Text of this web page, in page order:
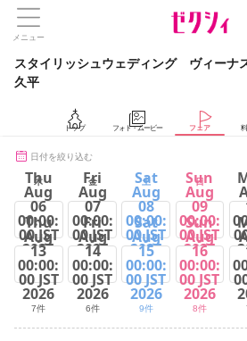
メニュー
スタイリッシュウェディング ヴィー
久平
トップ フォト・ムービー フェア
日付を絞り込む
木 金 土 日
Thu
Aug
06
00:00:
00 JST
2026
7件
Fri
Aug
07
00:00:
00 JST
2026
6件
Sat
Aug
08
00:00:
00 JST
2026
6件
Sun
Aug
09
00:00:
00 JST
2026
9件
Thu
Aug
13
00:00:
00 JST
2026
7件
Fri
Aug
14
00:00:
00 JST
2026
6件
Sat
Aug
15
00:00:
00 JST
2026
9件
Sun
Aug
16
00:00:
00 JST
2026
8件